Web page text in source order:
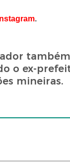
Instagram.
o ex-
mineiras.